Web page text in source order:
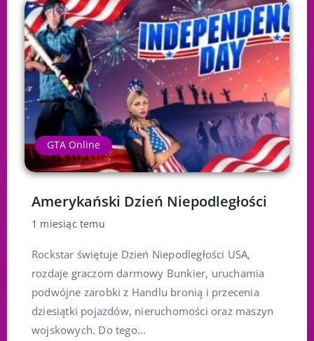
GTA Online
Amerykański Dzień Niepodległości
1 miesiąc temu
Rockstar świętuje Dzień Niepodległości USA,
rozdaje graczom darmowy Bunkier, uruchamia
podwójne zarobki z Handlu bronią i przecenia
dziesiątki pojazdów, nieruchomości oraz maszyn
wojskowych. Do tego...